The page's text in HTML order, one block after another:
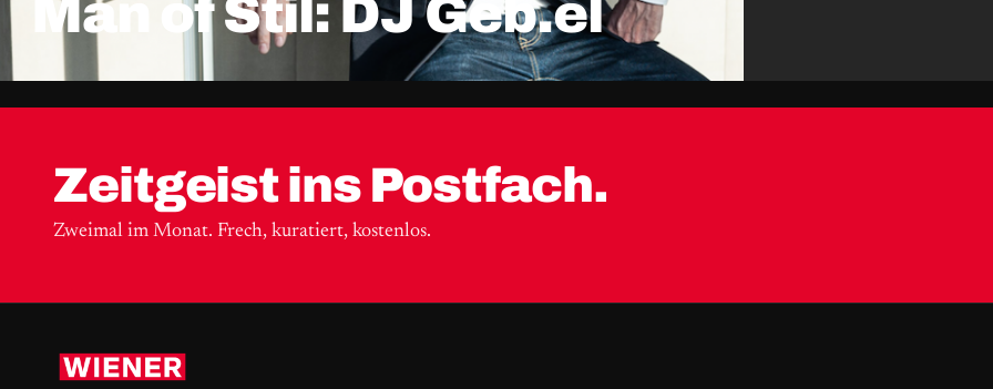
Man of Stil: DJ Geb.el
Zeitgeist ins Postfach.
Zweimal im Monat. Frech, kuratiert, kostenlos.